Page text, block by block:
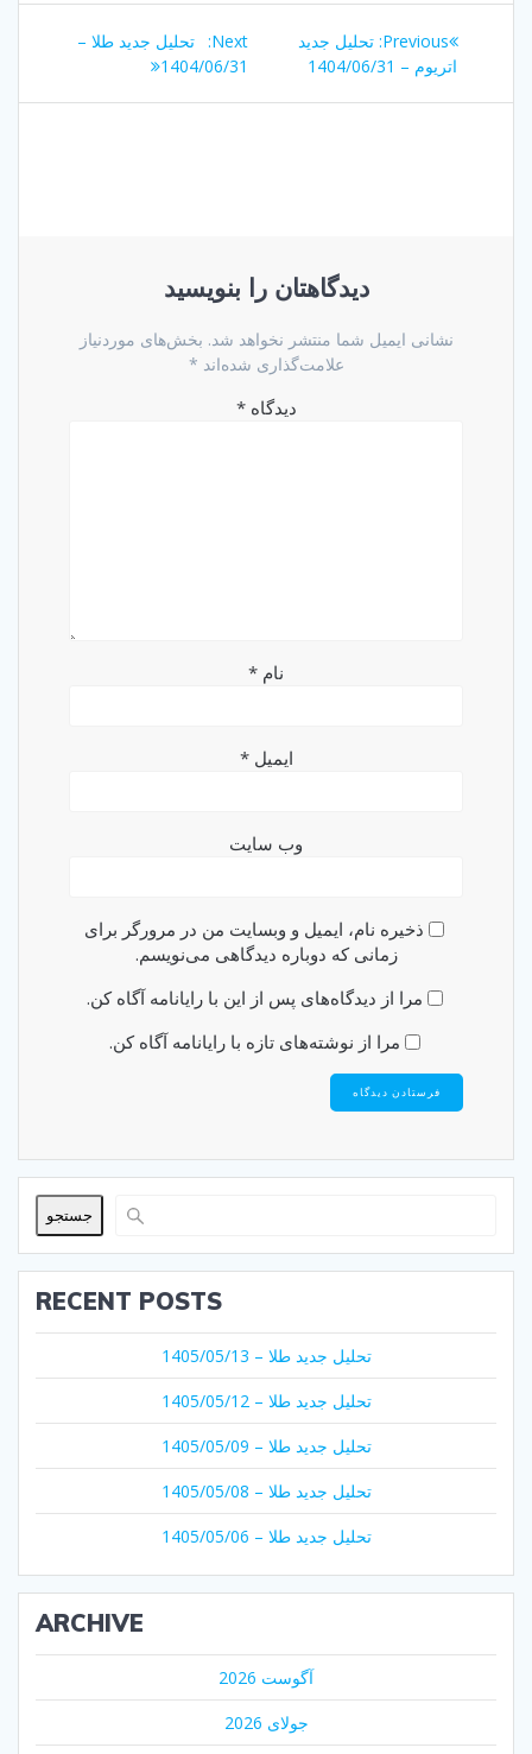
راهبری
نوشته
Previous:
Previous
post:
تحلیل جدید
اتریوم – 1404/06/31
Next:
Next
post:
تحلیل جدید طلا –
1404/06/31
دیدگاهتان را بنویسید
نشانی ایمیل شما منتشر نخواهد شد. بخش‌های موردنیاز
علامت‌گذاری شده‌اند *
دیدگاه*
نام *
ایمیل*
وب‌ سایت
ذخیره نام، ایمیل و وبسایت من در مرورگر برای
زمانی که دوباره دیدگاهی می‌نویسم.
مرا از دیدگاه‌های پس از این با رایانامه آگاه کن.
مرا از نوشته‌های تازه با رایانامه آگاه کن.
جستجو
RECENT POSTS
تحلیل جدید طلا – 1405/05/13
تحلیل جدید طلا – 1405/05/12
تحلیل جدید طلا – 1405/05/09
تحلیل جدید طلا – 1405/05/08
تحلیل جدید طلا – 1405/05/06
ARCHIVE
آگوست 2026
جولای 2026